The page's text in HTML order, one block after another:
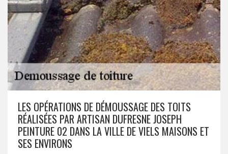
LES OPÉRATIONS DE DÉMOUSSAGE DES TOITS
RÉALISÉES PAR ARTISAN DUFRESNE JOSEPH
PEINTURE 02 DANS LA VILLE DE VIELS MAISONS ET
SES ENVIRONS